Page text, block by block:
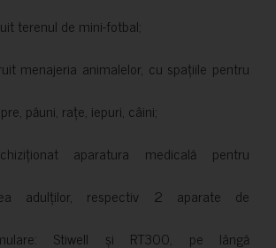
terenul de mini-fotbal;
menajeria animalelor, cu spațiile pentru
păuni, rațe, iepuri, câini;
aparatura medicală pentru
adulților, respectiv 2 aparate de
Stiwell și RT300, pe lângă